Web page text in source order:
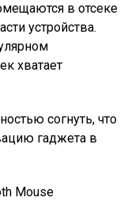
в отсеке
устройства.
хватает
согнуть, что
гаджета в